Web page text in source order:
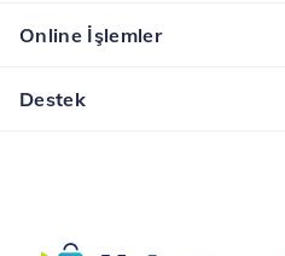
Online İşlemler
Destek